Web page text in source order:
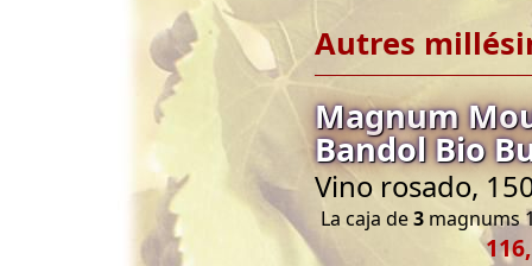
Autres
Magnum
Bandol Bio
Vino rosado,
La caja de3 magnums